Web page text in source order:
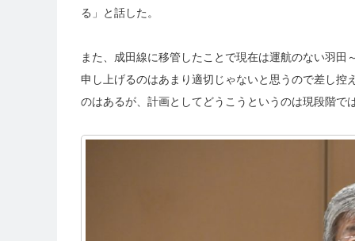
る」と話した。
また、成田線に移管したことで現在は運航のない羽
申し上げるのはあまり適切じゃないと思うので差し
のはあるが、計画としてどうこうというのは現段階で